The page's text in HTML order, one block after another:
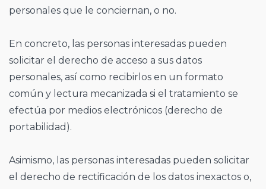
personales que le conciernan, o no.
En concreto, las personas interesadas pueden
solicitar el derecho de acceso a sus datos
personales, así como recibirlos en un formato
común y lectura mecanizada si el tratamiento se
efectúa por medios electrónicos (derecho de
portabilidad).
Asimismo, las personas interesadas pueden solicitar
el derecho de rectificación de los datos inexactos o,